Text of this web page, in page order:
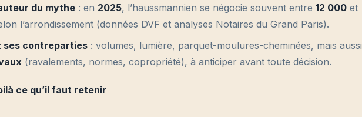
du mythe : en 2025, l’haussmannien se négocie souvent entre 12 000 et
l’arrondissement (données DVF et analyses Notaires du Grand Paris).
contreparties : volumes, lumière, parquet-moulures-cheminées, mais aussi
(ravalements, normes, copropriété), à anticiper avant toute décision.
ce qu’il faut retenir